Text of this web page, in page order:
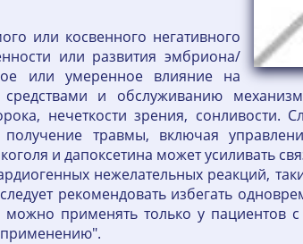
или косвенного негативного
или развития эмбриона/
или умеренное влияние на
и обслуживанию
нечеткости зрения, сонливости.
травмы, включая
и дапоксетина может усиливать
нежелательных реакций,
рекомендовать избегать
применять только у пациентов
применению".